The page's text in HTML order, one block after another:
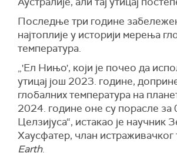
Последње три године
најтоплије у историји мерења
температура.
„'Ел Нињо', који је почео да
утицај још 2023. године,
глобалних температура на
2024. године оне су порасле за
Целзијуса“, истакао је научник
Хаусфатер, члан истраживачког
Earth.